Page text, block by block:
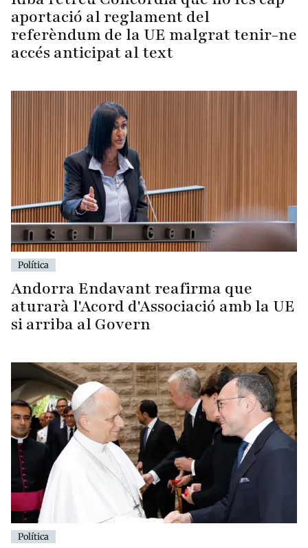
aportació al reglament del
referèndum de la UE malgrat tenir-ne
accés anticipat al text
Política
Andorra Endavant reafirma que
aturarà l'Acord d'Associació amb la UE
si arriba al Govern
Política